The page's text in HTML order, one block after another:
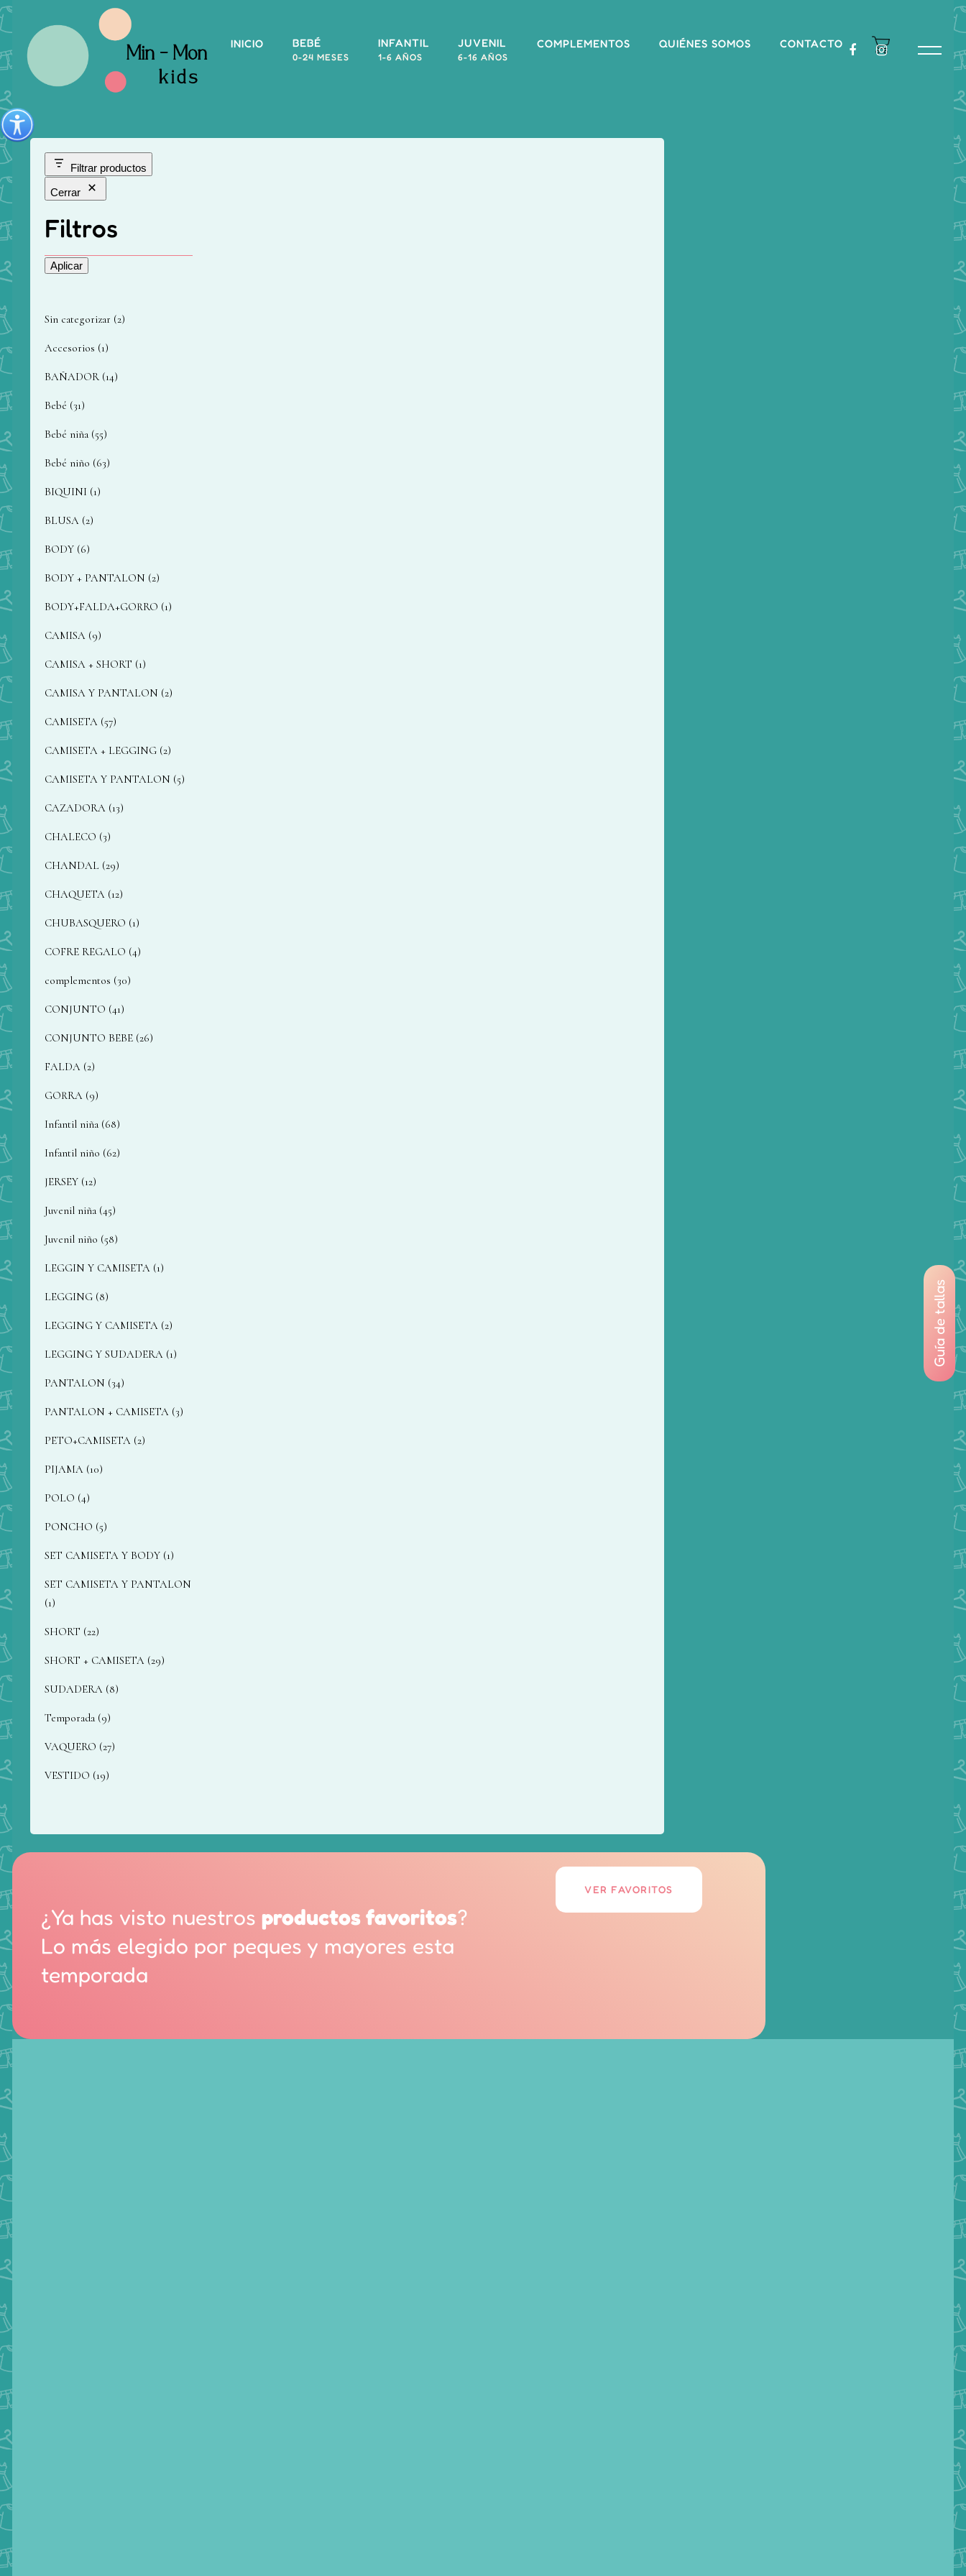
INICIO BEBÉ
0-24 MESES
INFANTIL
1-6 AÑOS
JUVENIL
6-16 AÑOS
COMPLEMENTOS QUIÉNES SOMOS CONTACTO
Guía de tallas
Filtrar productos
Cerrar
Filtros
Aplicar
Sin categorizar 2
Accesorios 1
BAÑADOR 14
Bebé 31
Bebé niña 55
Bebé niño 63
BIQUINI 1
BLUSA 2
BODY 6
BODY + PANTALON 2
BODY+FALDA+GORRO 1
CAMISA 9
CAMISA + SHORT 1
CAMISA Y PANTALON 2
CAMISETA 57
CAMISETA + LEGGING 2
CAMISETA Y PANTALON 5
CAZADORA 13
CHALECO 3
CHANDAL 29
CHAQUETA 12
CHUBASQUERO 1
COFRE REGALO 4
complementos 30
CONJUNTO 41
CONJUNTO BEBE 26
FALDA 2
GORRA 9
Infantil niña 68
Infantil niño 62
JERSEY 12
Juvenil niña 45
Juvenil niño 58
LEGGIN Y CAMISETA 1
LEGGING 8
LEGGING Y CAMISETA 2
LEGGING Y SUDADERA 1
PANTALON 34
PANTALON + CAMISETA 3
PETO+CAMISETA 2
PIJAMA 10
POLO 4
PONCHO 5
SET CAMISETA Y BODY 1
SET CAMISETA Y PANTALON
1
SHORT 22
SHORT + CAMISETA 29
SUDADERA 8
Temporada 9
VAQUERO 27
VESTIDO 19
¿Ya has visto nuestros productos favoritos?
Lo más elegido por peques y mayores esta
temporada
VER FAVORITOS